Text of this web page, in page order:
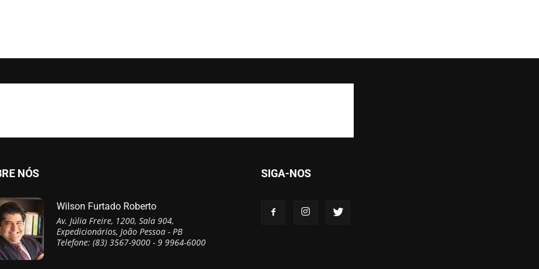
NÓS
Wilson Furtado Roberto
Av. Júlia Freire, 1200, Sala 904,
Expedicionários, João Pessoa - PB
Telefone: (83) 3567-9000 - 9 9964-6000
SIGA-NOS